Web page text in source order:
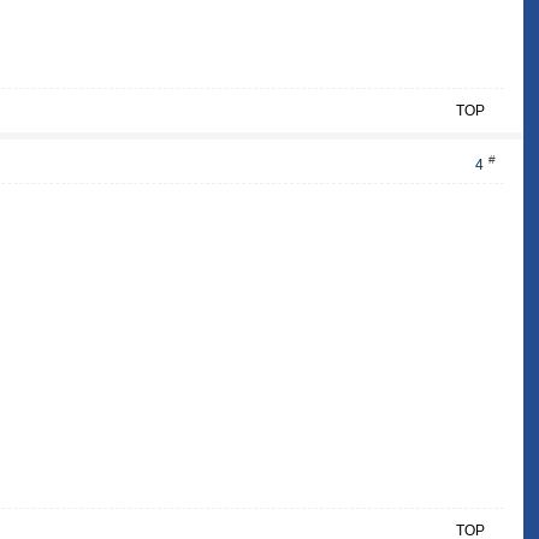
TOP
4 #
TOP